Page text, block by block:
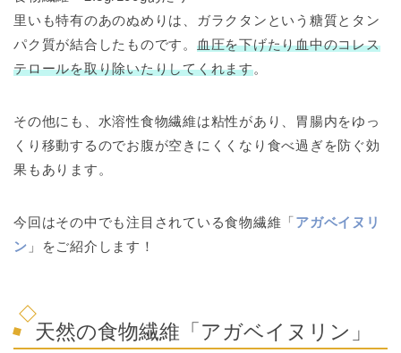
里いも特有のあのぬめりは、ガラクタンという糖質とタン
パク質が結合したものです。 血圧を下げたり血中のコレス
テロールを取り除いたりしてくれます。
その他にも、水溶性食物繊維は粘性があり、胃腸内をゆっ
くり移動するのでお腹が空きにくくなり食べ過ぎを防ぐ効
果もあります。
今回はその中でも注目されている食物繊維「アガベイヌリ
ン 」をご紹介します！
天然の食物繊維「アガベイヌリン」